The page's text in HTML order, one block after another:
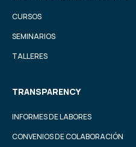
CURSOS
SEMINARIOS
TALLERES
TRANSPARENCY
INFORMES DE LABORES
CONVENIOS DE COLABORACIÓN